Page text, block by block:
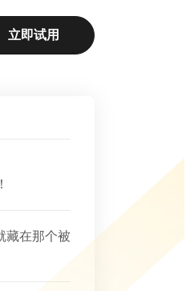
立即试用
藏在那个被